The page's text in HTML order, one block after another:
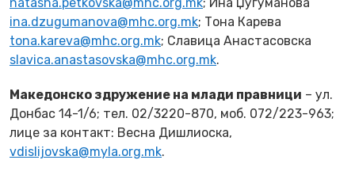
ina.dzugumanova@mhc.org.mk; Тона Карева
tona.kareva@mhc.org.mk; Славица Анастасовска
slavica.anastasovska@mhc.org.mk.
Македонско здружение на млади правници – ул.
Донбас 14-1/6; тел. 02/3220-870, моб. 072/223-963;
лице за контакт: Весна Дишлиоска,
vdislijovska@myla.org.mk.